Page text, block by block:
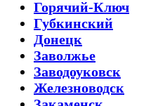
Горячий-Ключ
Губкинский
Донецк
Заволжье
Заводоуковск
Железноводск